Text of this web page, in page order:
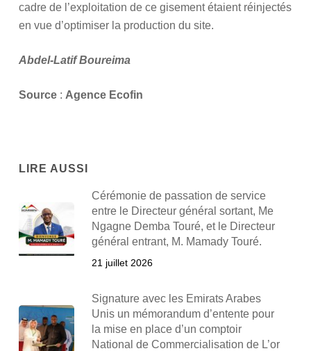
cadre de l’exploitation de ce gisement étaient réinjectés
en vue d’optimiser la production du site.
Abdel-Latif Boureima
Source: Agence Ecofin
LIRE AUSSI
Cérémonie de passation de service
entre le Directeur général sortant, Me
Ngagne Demba Touré, et le Directeur
général entrant, M. Mamady Touré.
21 juillet 2026
Signature avec les Emirats Arabes
Unis un mémorandum d’entente pour
la mise en place d’un comptoir
National de Commercialisation de L’or